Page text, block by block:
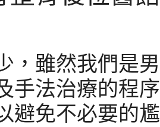
，雖然我們是
手法治療的程
避免不必要的尷